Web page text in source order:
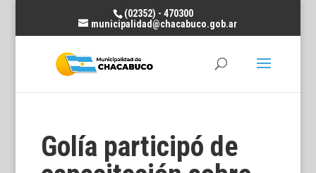
(02352) - 470300
municipalidad@chacabuco.gob.ar
Golía participó de